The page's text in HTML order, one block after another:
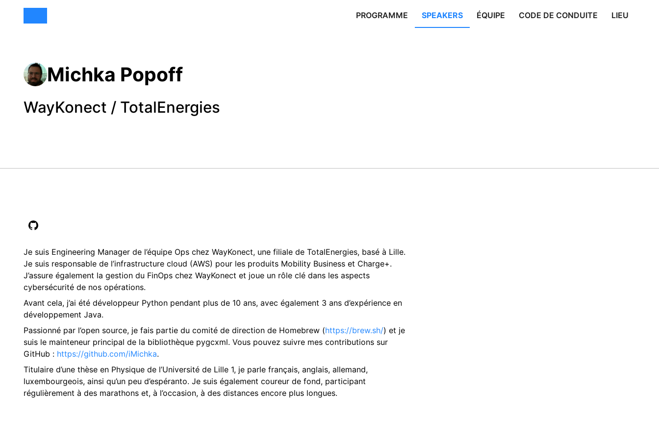
PROGRAMME SPEAKERS ÉQUIPE CODE DE CONDUITE LIEU
Michka Popoff
WayKonect / TotalEnergies
Je suis Engineering Manager de l’équipe Ops chez WayKonect, une filiale de TotalEnergies, basé à Lille.
Je suis responsable de l’infrastructure cloud (AWS) pour les produits Mobility Business et Charge+.
J’assure également la gestion du FinOps chez WayKonect et joue un rôle clé dans les aspects
cybersécurité de nos opérations.
Avant cela, j’ai été développeur Python pendant plus de 10 ans, avec également 3 ans d’expérience en
développement Java.
Passionné par l’open source, je fais partie du comité de direction de Homebrew (https://brew.sh/) et je
suis le mainteneur principal de la bibliothèque pygcxml. Vous pouvez suivre mes contributions sur
GitHub : https://github.com/iMichka.
Titulaire d’une thèse en Physique de l’Université de Lille 1, je parle français, anglais, allemand,
luxembourgeois, ainsi qu’un peu d’espéranto. Je suis également coureur de fond, participant
régulièrement à des marathons et, à l’occasion, à des distances encore plus longues.